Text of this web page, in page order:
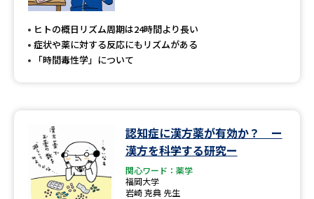
ヒトの概日リズム周期は24時間より長い
症状や薬に対する反応にもリズムがある
「時間毒性学」について
認知症に漢方薬が有効か？ ー
漢方を科学する研究ー
関心ワード：薬学
福岡大学
岩崎 克典 先生